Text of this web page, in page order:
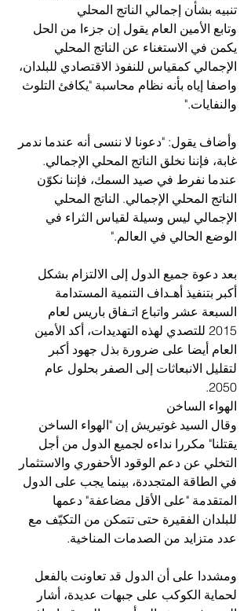
تنبيه بشأن إجمالي الناتج المحلي
وتابع الأمين العام يقول إن جزءا من الحل
يكمن في الاستغناء عن الناتج المحلي
الإجمالي كمقياس للنفوذ الاقتصادي للبلدان،
واصفا إياه بأنه نظام محاسبة "يكافئ التلوث
والنفايات."
وأضاف يقول: "دعونا لا ننسى أنه عندما ندمر
غابة، فإننا نخلق الناتج المحلي الإجمالي.
عندما نفرط في صيد السمك، فإننا نكوّن
الناتج المحلي الإجمالي. الناتج المحلي
الإجمالي ليس وسيلة لقياس الثراء في
الوضع الحالي في العالم."
بعد دعوة جميع الدول إلى الالتزام بشكل
أكبر بتنفيذ أهـداف التنمية المستدامة
السبعة عشر واتباع اتـفاق باريس لعام
2015 للتصدي لهذه التهديدات، أكد الأمين
العام أيضا على ضرورة بذل جهود أكبر
لتقليل الانبعاثات إلى الصفر بحلول عام
2050.
الهواء الساخن
وقال السيد غوتيريش إن "الهواء الساخن
يقتلنا" مكررا نداءه لجميع الدول من أجل
التخلي عن دعم الوقود الأحفوري والاستثمار
في الطاقة المتجددة، بينما يجب على الدول
المتقدمة "على الأقل مضاعفة" دعمها
للبلدان الفقيرة حتى تتمكن من التكيّف مع
عدد متزايد من الصدمات المناخية.
ومشددا على أن الدول قد تعاونت بالفعل
لحماية الكوكب على جبهات عديدة، أشار